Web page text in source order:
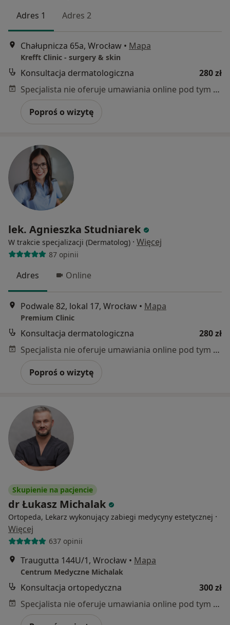
Adres 1 Adres 2
Chałupnicza 65a, Wrocław • Mapa
Krefft Clinic - surgery & skin
Konsultacja dermatologiczna
280 zł
Specjalista nie oferuje umawiania online pod tym adresem.
Poproś o wizytę
lek. Agnieszka Studniarek
W trakcie specjalizacji (Dermatolog) · Więcej
87 opinii
Adres Online
Podwale 82, lokal 17, Wrocław • Mapa
Premium Clinic
Konsultacja dermatologiczna
280 zł
Specjalista nie oferuje umawiania online pod tym adresem.
Poproś o wizytę
Skupienie na pacjencie
dr Łukasz Michalak
Ortopeda, Lekarz wykonujący zabiegi medycyny estetycznej ·
Więcej
637 opinii
Traugutta 144U/1, Wrocław • Mapa
Centrum Medyczne Michalak
Konsultacja ortopedyczna
300 zł
Specjalista nie oferuje umawiania online pod tym adresem.